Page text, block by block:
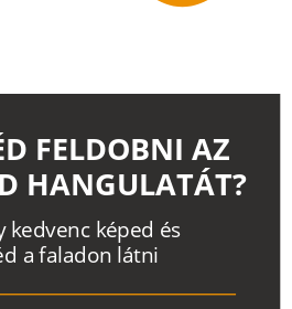
kedvenc képed és
d a faladon látni
FELDOBNI AZ
HANGULATÁT?